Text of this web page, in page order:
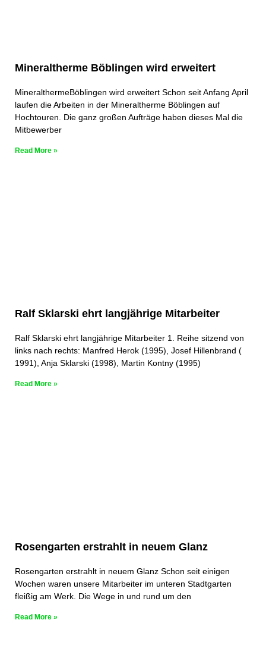
Mineraltherme Böblingen wird erweitert
MineralthermeBöblingen wird erweitert Schon seit Anfang April
laufen die Arbeiten in der Mineraltherme Böblingen auf
Hochtouren. Die ganz großen Aufträge haben dieses Mal die
Mitbewerber
Read More »
Ralf Sklarski ehrt langjährige Mitarbeiter
Ralf Sklarski ehrt langjährige Mitarbeiter 1. Reihe sitzend von
links nach rechts: Manfred Herok (1995), Josef Hillenbrand (
1991), Anja Sklarski (1998), Martin Kontny (1995)
Read More »
Rosengarten erstrahlt in neuem Glanz
Rosengarten erstrahlt in neuem Glanz Schon seit einigen
Wochen waren unsere Mitarbeiter im unteren Stadtgarten
fleißig am Werk. Die Wege in und rund um den
Read More »